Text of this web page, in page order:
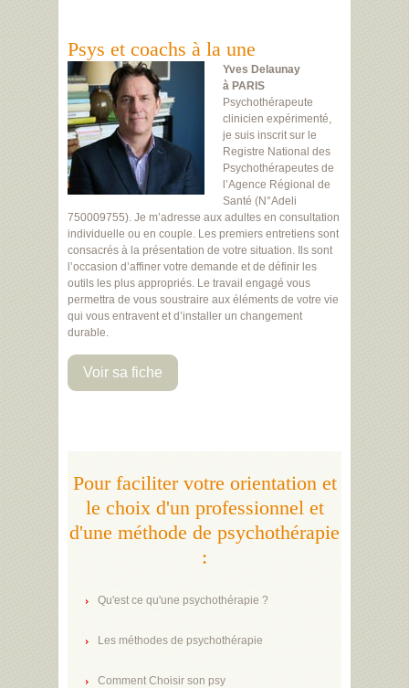
Psys et coachs à la une
Yves Delaunay
à PARIS
Psychothérapeute
clinicien expérimenté,
je suis inscrit sur le
Registre National des
Psychothérapeutes de
l’Agence Régional de
Santé (N°Adeli
750009755). Je m’adresse aux adultes en consultation
individuelle ou en couple. Les premiers entretiens sont
consacrés à la présentation de votre situation. Ils sont
l’occasion d’affiner votre demande et de définir les
outils les plus appropriés. Le travail engagé vous
permettra de vous soustraire aux éléments de votre vie
qui vous entravent et d’installer un changement
durable.
Voir sa fiche
Pour faciliter votre orientation et
le choix d'un professionnel et
d'une méthode de psychothérapie
:
Qu'est ce qu'une psychothérapie ?
Les méthodes de psychothérapie
Comment Choisir son psy